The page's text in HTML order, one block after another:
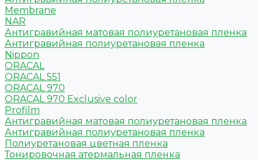
Membrane
NAR
Антигравийная матовая полиуретановая пленка
Антигравийная полиуретановая пленка
Nippon
ORACAL
ORACAL 551
ORACAL 970
ORACAL 970 Exclusive color
Profilm
Антигравийная матовая полиуретановая пленка
Антигравийная полиуретановая пленка
Полиуретановая цветная пленка
Тонировочная атермальная пленка